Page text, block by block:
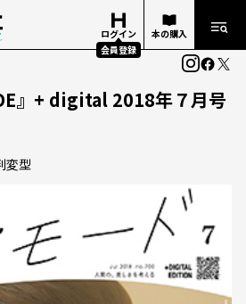
ログイン
会員登録
本の購入
』+ digital 2018年７月号
変型